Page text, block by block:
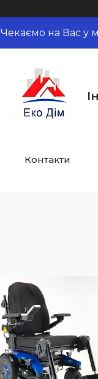
Чекаємо на Вас у
Контакти